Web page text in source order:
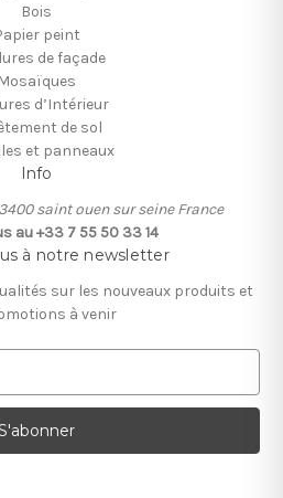
Bois
peint
de façade
Mosaïques
d’Intérieur
de sol
et panneaux
Info
saint ouen sur seine France
au +33 7 55 50 33 14
à notre newsletter
sur les nouveaux produits et
à venir